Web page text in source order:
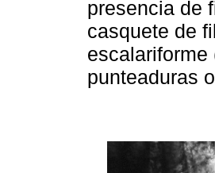
presencia de
casquete de
escalariforme
punteaduras